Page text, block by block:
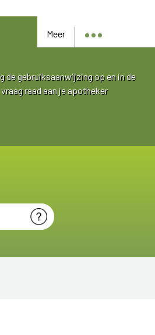
Meer
de gebruiksaanwijzing op en in de
raad aan je apotheker